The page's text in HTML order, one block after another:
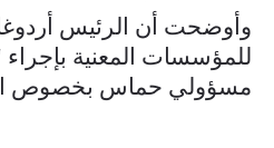
وأوضحت أن الرئيس
للمؤسسات المعنية
مسؤولي حماس بخصوص